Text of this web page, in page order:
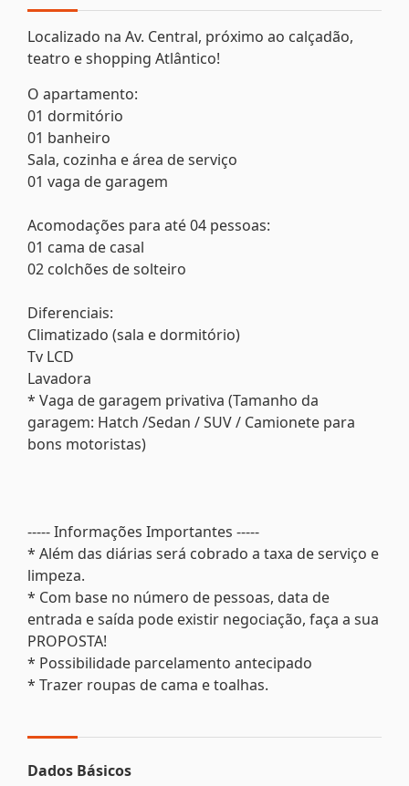
Localizado na Av. Central, próximo ao calçadão,
teatro e shopping Atlântico!
O apartamento:
01 dormitório
01 banheiro
Sala, cozinha e área de serviço
01 vaga de garagem
Acomodações para até 04 pessoas:
01 cama de casal
02 colchões de solteiro
Diferenciais:
Climatizado (sala e dormitório)
Tv LCD
Lavadora
* Vaga de garagem privativa (Tamanho da
garagem: Hatch /Sedan / SUV / Camionete para
bons motoristas)
----- Informações Importantes -----
* Além das diárias será cobrado a taxa de serviço e
limpeza.
* Com base no número de pessoas, data de
entrada e saída pode existir negociação, faça a sua
PROPOSTA!
* Possibilidade parcelamento antecipado
* Trazer roupas de cama e toalhas.
Dados Básicos